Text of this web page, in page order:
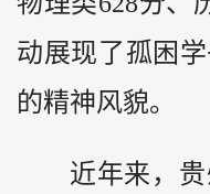
动展现了孤困
的精神风貌。
近年来，